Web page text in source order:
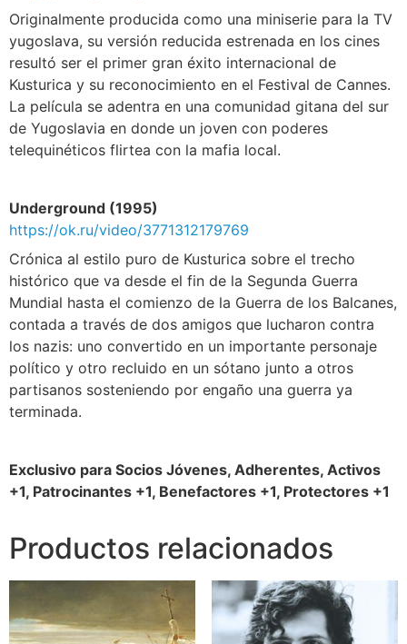
Originalmente producida como una miniserie para la TV
yugoslava, su versión reducida estrenada en los cines
resultó ser el primer gran éxito internacional de
Kusturica y su reconocimiento en el Festival de Cannes.
La película se adentra en una comunidad gitana del sur
de Yugoslavia en donde un joven con poderes
telequinéticos flirtea con la mafia local.
Underground (1995)
https://ok.ru/video/3771312179769
Crónica al estilo puro de Kusturica sobre el trecho
histórico que va desde el fin de la Segunda Guerra
Mundial hasta el comienzo de la Guerra de los Balcanes,
contada a través de dos amigos que lucharon contra
los nazis: uno convertido en un importante personaje
político y otro recluido en un sótano junto a otros
partisanos sosteniendo por engaño una guerra ya
terminada.
Exclusivo para Socios Jóvenes, Adherentes, Activos
+1, Patrocinantes +1, Benefactores +1, Protectores +1
Productos relacionados